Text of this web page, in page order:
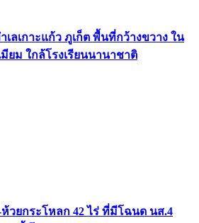
เลเกาะแก้ว ภูเก็ต พื้นที่กว้างขวาง ใน
ม ใกล้โรงเรียนนานาชาติ
วยกระโหลก 42 ไร่ ที่มีโฉนด นส.4